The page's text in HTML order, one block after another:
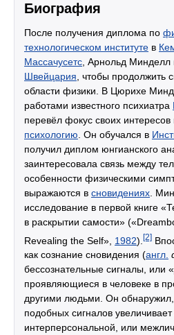
Биография
После получения диплома по
технологическом институте в
Массачусетс , Арнольд Минделл
Швейцария , чтобы продолжить
области физики. В Цюрихе
работами известного психиатра
перевёл фокус своих интересов
психологию . Он обучался в
получил диплом юнгианского
заинтересовала связь между
особенности физическими
выражаются в сновидениях .
исследование в первой книге
в раскрытии самости»
Revealing the Self», 1982). [2]
как сознание сновидения (англ.
бессознательные сигналы, или
проявляющиеся в человеке в
другими людьми. Он обнаружил,
подобных сигналов
интерперсональной, или